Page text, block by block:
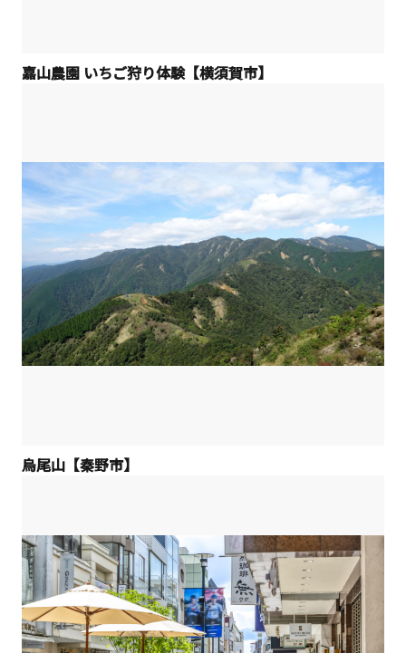
嘉山農園 いちご狩り体験【横須賀市】
烏尾山【秦野市】